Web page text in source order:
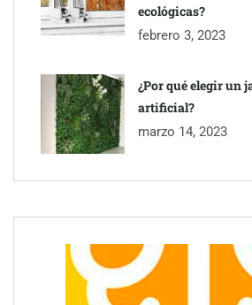
ecológicas?
febrero 3, 2023
¿Por qué elegir un
artificial?
marzo 14, 2023